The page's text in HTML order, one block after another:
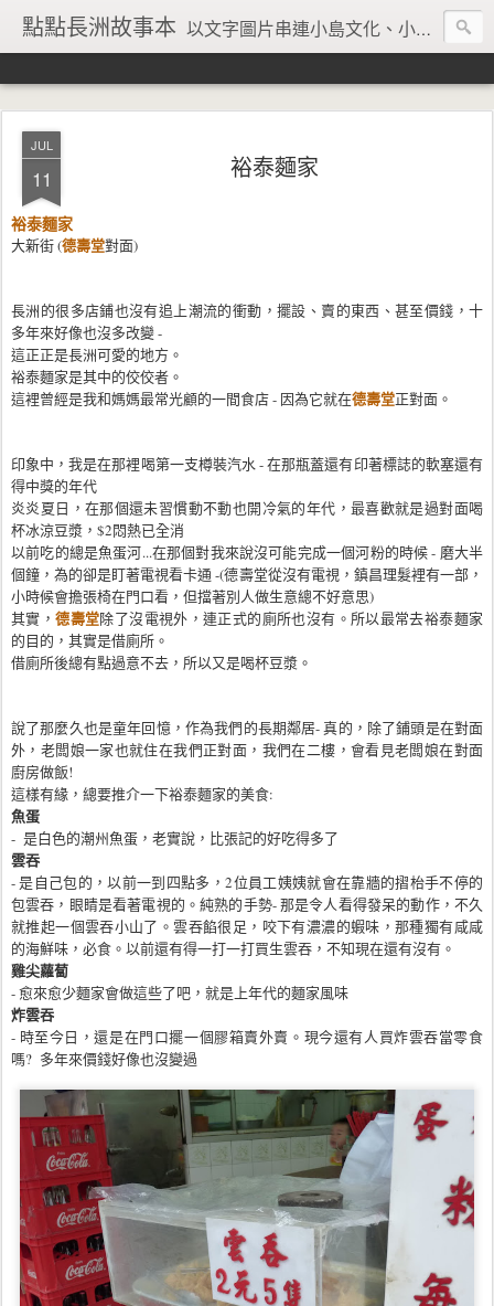
點點長洲故事本 以文字圖片串連小島文化、小島風情、小島回憶
JUL
11 裕泰麵家
裕泰麵家
大新街 (德壽堂對面)
長洲的很多店鋪也沒有追上潮流的衝動，擺設、賣的東西、甚至價錢，十
多年來好像也沒多改變 -
這正正是長洲可愛的地方。
裕泰麵家是其中的佼佼者。
這裡曾經是我和媽媽最常光顧的一間食店 - 因為它就在德壽堂正對面。
印象中，我是在那裡喝第一支樽裝汽水 - 在那瓶蓋還有印著標誌的軟塞還有
得中獎的年代
炎炎夏日，在那個還未習慣動不動也開冷氣的年代，最喜歡就是過對面喝
杯冰涼豆漿，$2悶熱已全消
以前吃的總是魚蛋河...在那個對我來說沒可能完成一個河粉的時候 - 磨大半
個鐘，為的卻是盯著電視看卡通 -(德壽堂從沒有電視，鎮昌理髮裡有一部，
小時候會擔張椅在門口看，但擋著別人做生意總不好意思)
其實，德壽堂除了沒電視外，連正式的廁所也沒有。所以最常去裕泰麵家
的目的，其實是借廁所。
借廁所後總有點過意不去，所以又是喝杯豆漿。
說了那麼久也是童年回憶，作為我們的長期鄰居- 真的，除了鋪頭是在對面
外，老闆娘一家也就住在我們正對面，我們在二樓，會看見老闆娘在對面
廚房做飯!
這樣有緣，總要推介一下裕泰麵家的美食:
魚蛋
- 是白色的潮州魚蛋，老實說，比張記的好吃得多了
雲吞
- 是自己包的，以前一到四點多，2位員工姨姨就會在靠牆的摺枱手不停的
包雲吞，眼睛是看著電視的。純熟的手勢- 那是令人看得發呆的動作，不久
就推起一個雲吞小山了。雲吞餡很足，咬下有濃濃的蝦味，那種獨有咸咸
的海鮮味，必食。以前還有得一打一打買生雲吞，不知現在還有沒有。
雞尖蘿蔔
- 愈來愈少麵家會做這些了吧，就是上年代的麵家風味
炸雲吞
- 時至今日，還是在門口擺一個膠箱賣外賣。現今還有人買炸雲吞當零食
嗎? 多年來價錢好像也沒變過